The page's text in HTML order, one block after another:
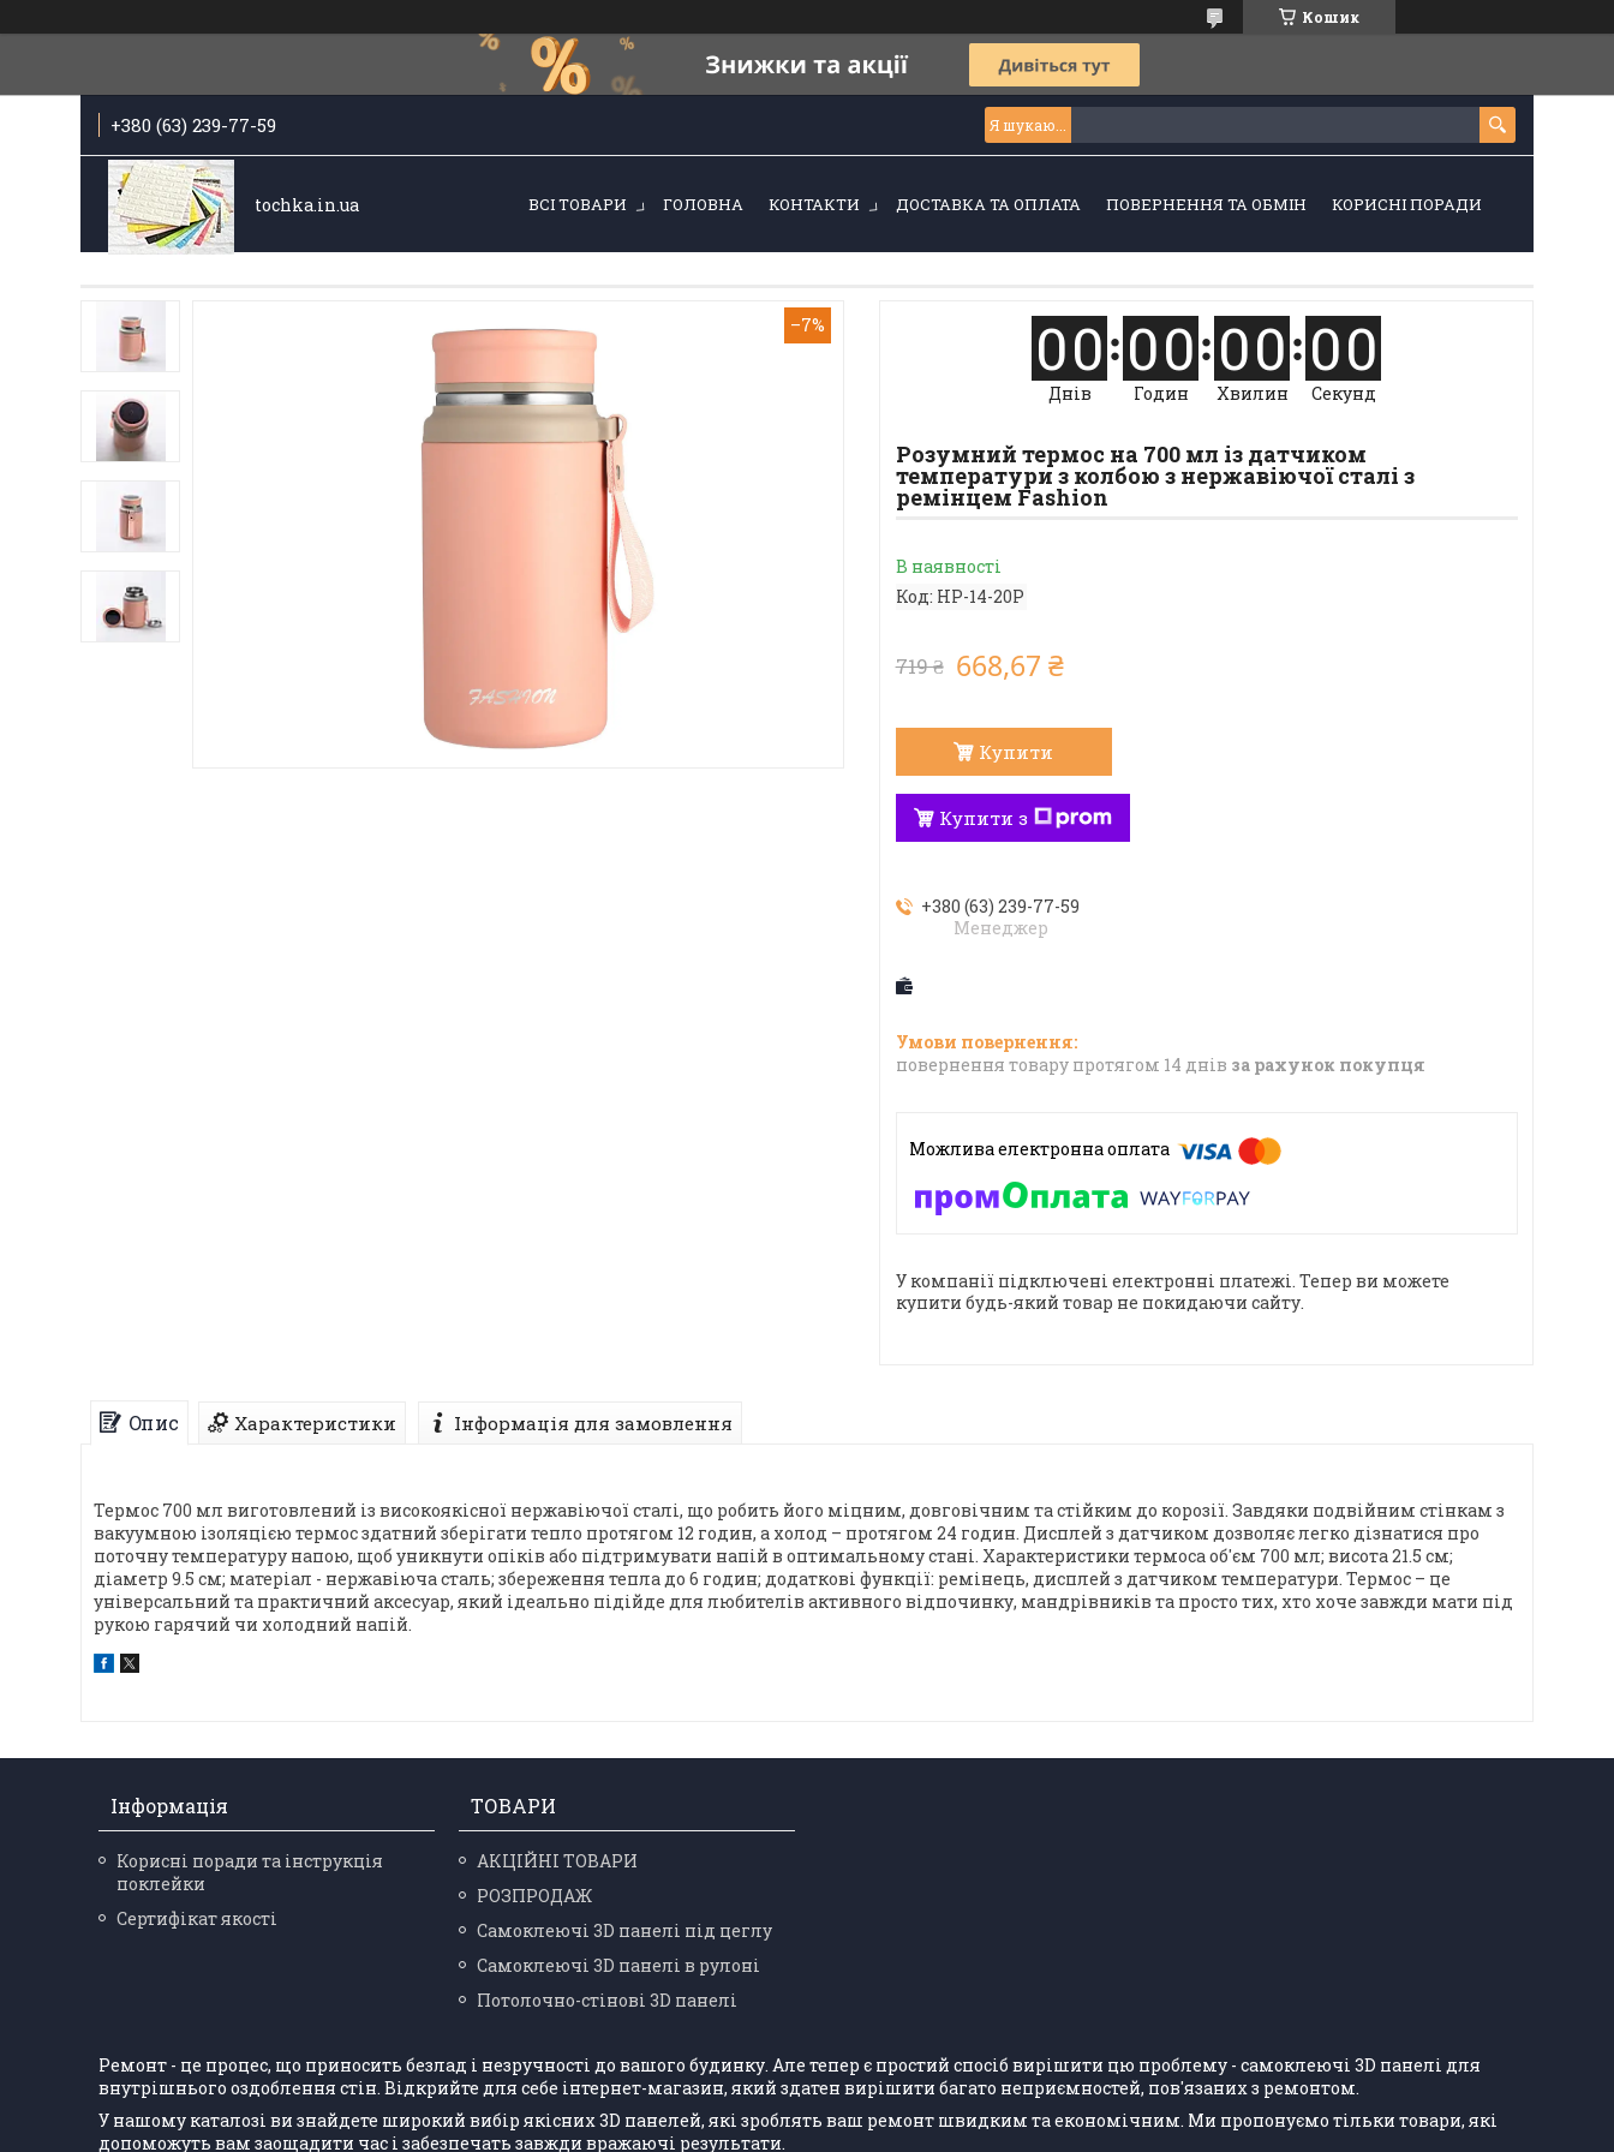
Кошик
+380 (63) 239-77-59
tochka.in.ua ВСІ ТОВАРИ ГОЛОВНА КОНТАКТИ ДОСТАВКА ТА ОПЛАТА ПОВЕРНЕННЯ ТА ОБМІН КОРИСНІ ПОРАДИ
–7% 00
Днів
00
Годин
00
Хвилин
00
Секунд
Розумний термос на 700 мл із датчиком
температури з колбою з нержавіючої сталі з
ремінцем Fashion
В наявності
Код: HP-14-20P
719 ₴ 668,67 ₴
Купити
Купити з
+380 (63) 239-77-59
Менеджер
повернення товару протягом 14 днів за рахунок покупця
У компанії підключені електронні платежі. Тепер ви можете
купити будь-який товар не покидаючи сайту.
Опис Характеристики Інформація для замовлення
Термос 700 мл виготовлений із високоякісної нержавіючої сталі, що робить його міцним, довговічним та стійким до корозії. Завдяки подвійним стінкам з
вакуумною ізоляцією термос здатний зберігати тепло протягом 12 годин, а холод – протягом 24 годин. Дисплей з датчиком дозволяє легко дізнатися про
поточну температуру напою, щоб уникнути опіків або підтримувати напій в оптимальному стані. Характеристики термоса об'єм 700 мл; висота 21.5 см;
діаметр 9.5 см; матеріал - нержавіюча сталь; збереження тепла до 6 годин; додаткові функції: ремінець, дисплей з датчиком температури. Термос – це
універсальний та практичний аксесуар, який ідеально підійде для любителів активного відпочинку, мандрівників та просто тих, хто хоче завжди мати під
рукою гарячий чи холодний напій.
Інформація
Корисні поради та інструкція
поклейки
Сертифікат якості
ТОВАРИ
АКЦІЙНІ ТОВАРИ
РОЗПРОДАЖ
Самоклеючі 3D панелі під цеглу
Самоклеючі 3D панелі в рулоні
Потолочно-стінові 3D панелі
Ремонт - це процес, що приносить безлад і незручності до вашого будинку. Але тепер є простий спосіб вирішити цю проблему - самоклеючі 3D панелі для
внутрішнього оздоблення стін. Відкрийте для себе інтернет-магазин, який здатен вирішити багато неприємностей, пов'язаних з ремонтом.
У нашому каталозі ви знайдете широкий вибір якісних 3D панелей, які зроблять ваш ремонт швидким та економічним. Ми пропонуємо тільки товари, які
допоможуть вам заощадити час і забезпечать завжди вражаючі результати.